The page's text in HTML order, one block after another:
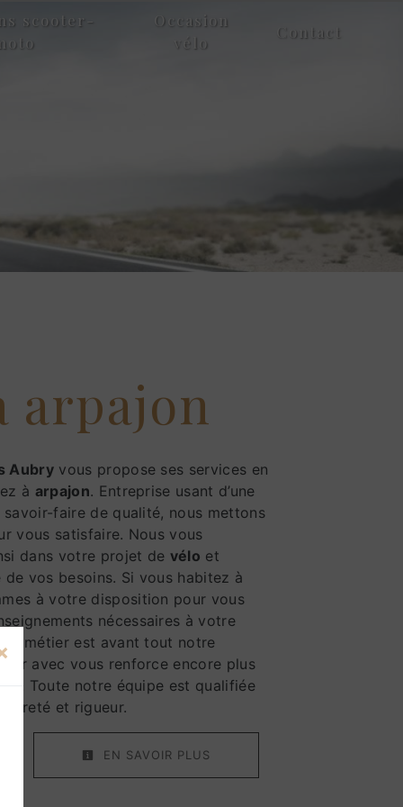
scooter-
Occasion
vélo
Contact
arpajon
Aubry vous propose ses services en
à arpajon. Entreprise usant d’une
savoir-faire de qualité, nous mettons
vous satisfaire. Nous vous
dans votre projet de vélo et
de vos besoins. Si vous habitez à
à votre disposition pour vous
nécessaires à votre
métier est avant tout notre
avec vous renforce encore plus
Toute notre équipe est qualifiée
et rigueur.
EN SAVOIR PLUS